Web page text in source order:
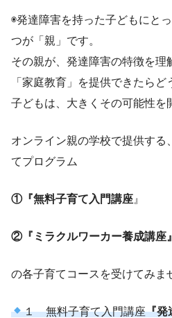
◉発達障害を持った子どもにと
つが「親」です。
その親が、発達障害の特徴を理
「家庭教育」を提供できたらど
子どもは、大きくその可能性を
オンライン親の学校で提供する
てプログラム
①『無料子育て入門講座 』
②『ミラクルワーカー養成講座』
の各子育てコースを受けてみま
１ 無料子育て入門講座『発